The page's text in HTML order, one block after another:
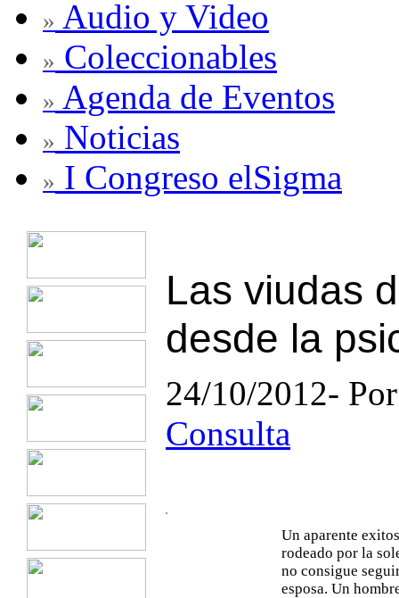
» Audio y Video
» Coleccionables
» Agenda de Eventos
» Noticias
» I Congreso elSigma
Las viudas
desde la
24/10/2012-
Consulta
Un aparente
rodeado por la
no consigue
esposa. Un